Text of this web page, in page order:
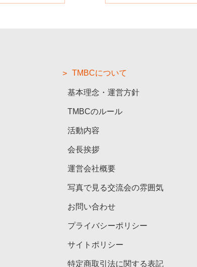
TMBCについて
基本理念・運営方針
TMBCのルール
活動内容
会長挨拶
運営会社概要
写真で見る交流会の雰囲気
お問い合わせ
プライバシーポリシー
サイトポリシー
特定商取引法に関する表記